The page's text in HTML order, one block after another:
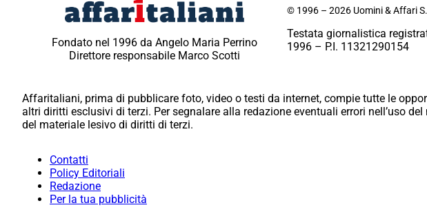
Fondato nel 1996 da Angelo Maria Perrino
Direttore responsabile Marco Scotti
© 1996 – 2026 Uomini & Affari
Testata giornalistica
1996 – P.I. 11321290154
Affaritaliani, prima di pubblicare foto, video o testi da internet, compie tutte le
altri diritti esclusivi di terzi. Per segnalare alla redazione eventuali errori nell’uso
del materiale lesivo di diritti di terzi.
Contatti
Policy Editoriali
Redazione
Per la tua pubblicità